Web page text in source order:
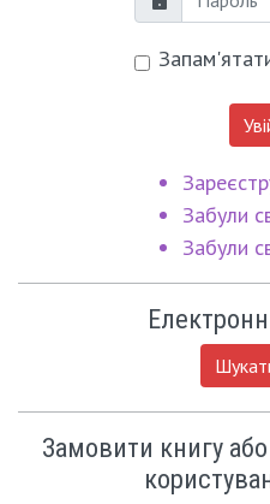
Пароль
Забули
Забули
Замовити книгу